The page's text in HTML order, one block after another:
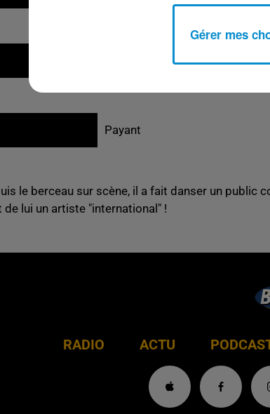
Payant
le berceau sur scène, il a fait danser un public
lui un artiste "international" !
RADIO ACTU
Gérer mes